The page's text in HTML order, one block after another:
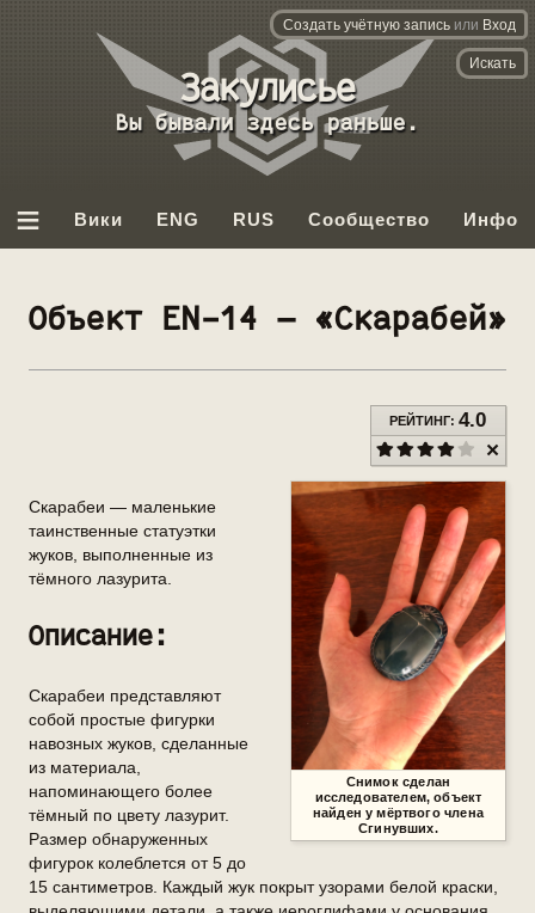
База
данных
Backrooms
Вы бывали здесь раньше.
≡ Вики ENG RUS Сообщество Инфо
Создать учётную запись или Вход
Объект EN-14 — «Скарабей»
РЕЙТИНГ:4.0
Снимок сделан
исследователем, объект
найден у мёртвого члена
Сгинувших.
Скарабеи — маленькие
таинственные статуэтки
жуков, выполненные из
тёмного лазурита.
Описание:
Скарабеи представляют
собой простые фигурки
навозных жуков, сделанные
из материала,
напоминающего более
тёмный по цвету лазурит.
Размер обнаруженных
фигурок колеблется от 5 до
15 сантиметров. Каждый жук покрыт узорами белой краски,